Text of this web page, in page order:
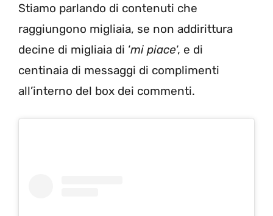
Stiamo parlando di contenuti che
raggiungono migliaia, se non addirittura
decine di migliaia di ‘mi piace‘, e di
centinaia di messaggi di complimenti
all’interno del box dei commenti.